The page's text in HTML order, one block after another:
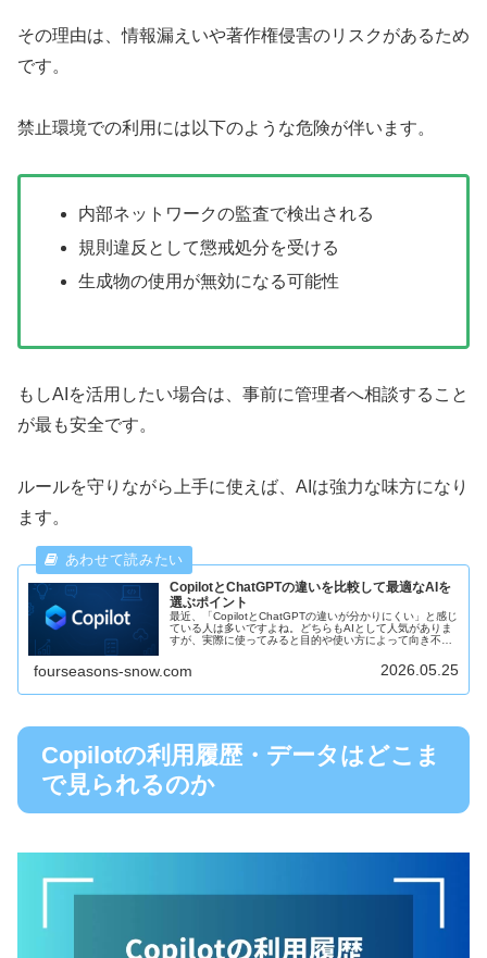
その理由は、情報漏えいや著作権侵害のリスクがあるため
です。
禁止環境での利用には以下のような危険が伴います。
内部ネットワークの監査で検出される
規則違反として懲戒処分を受ける
生成物の使用が無効になる可能性
もしAIを活用したい場合は、事前に管理者へ相談すること
が最も安全です。
ルールを守りながら上手に使えば、AIは強力な味方になり
ます。
CopilotとChatGPTの違いを比較して最適なAIを
選ぶポイント
最近、「CopilotとChatGPTの違いが分かりにくい」と感じ
ている人は多いですよね。どちらもAIとして人気がありま
すが、実際に使ってみると目的や使い方によって向き不向
fourseasons-snow.com 2026.05.25
Copilotの利用履歴・データはどこま
で見られるのか